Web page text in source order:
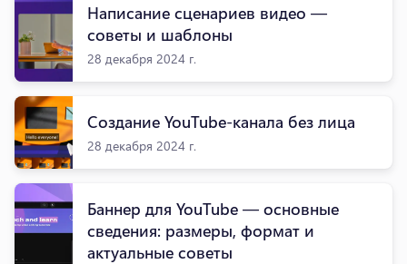
Написание сценариев видео —
советы и шаблоны
28 декабря 2024 г.
Создание YouTube-канала без лица
28 декабря 2024 г.
Баннер для YouTube — основные
сведения: размеры, формат и
актуальные советы